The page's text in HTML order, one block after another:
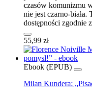
czasów komunizmu
nie jest czarno-biała.
dostępności zgodnie
55,99 zł
Ebook (EPUB)
Milan Kundera: